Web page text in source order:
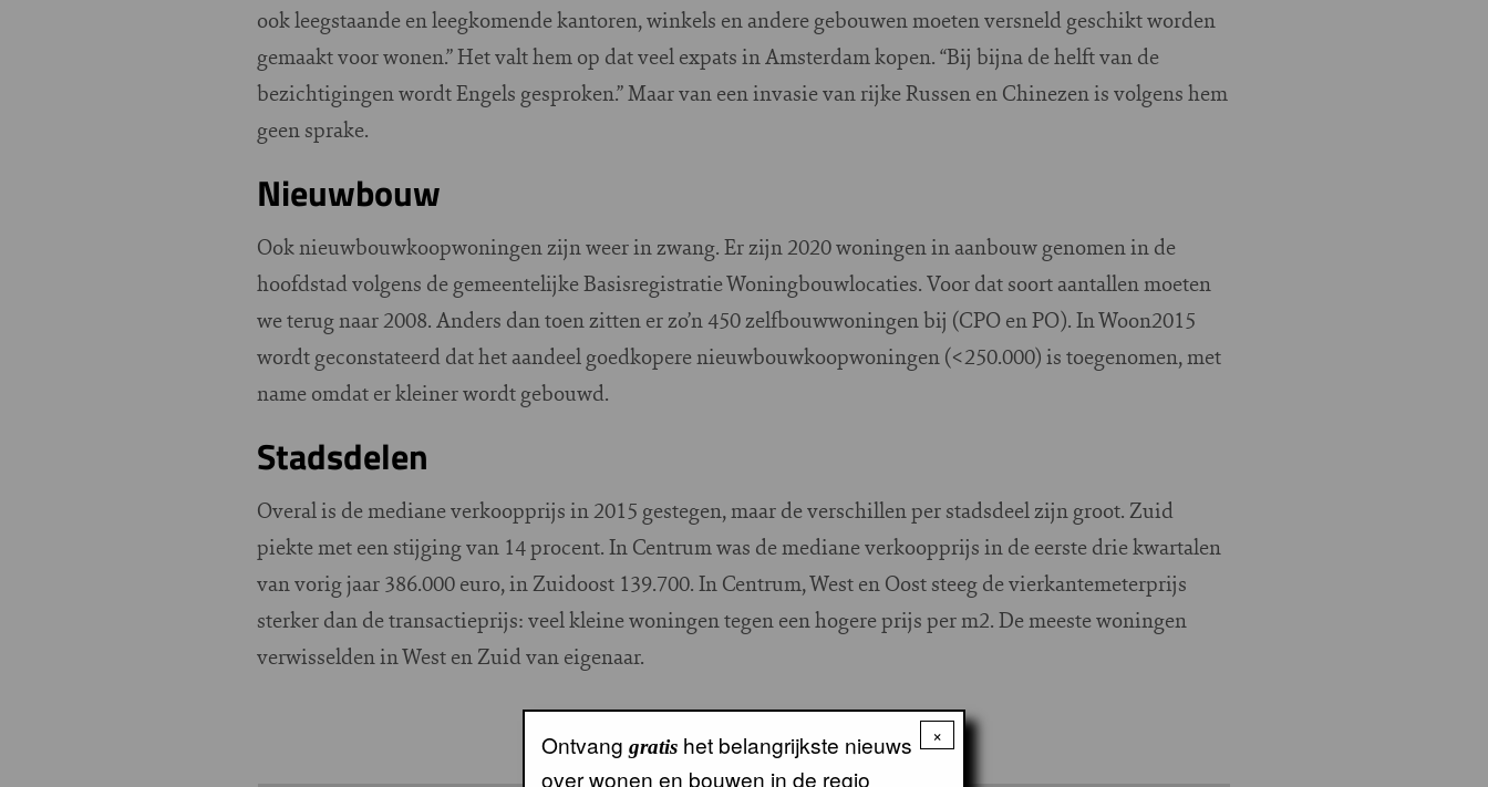
ook leegstaande en leegkomende kantoren, winkels en andere gebouwen moeten versneld geschikt worden
gemaakt voor wonen.” Het valt hem op dat veel expats in Amsterdam kopen. “Bij bijna de helft van de
bezichtigingen wordt Engels gesproken.” Maar van een invasie van rijke Russen en Chinezen is volgens hem
geen sprake.
Nieuwbouw
Ook nieuwbouwkoopwoningen zijn weer in zwang. Er zijn 2020 woningen in aanbouw genomen in de
hoofdstad volgens de gemeentelijke Basisregistratie Woningbouwlocaties. Voor dat soort aantallen moeten
we terug naar 2008. Anders dan toen zitten er zo’n 450 zelfbouwwoningen bij (CPO en PO). In Woon2015
wordt geconstateerd dat het aandeel goedkopere nieuwbouwkoopwoningen (<250.000) is toegenomen, met
name omdat er kleiner wordt gebouwd.
Stadsdelen
Overal is de mediane verkoopprijs in 2015 gestegen, maar de verschillen per stadsdeel zijn groot. Zuid
piekte met een stijging van 14 procent. In Centrum was de mediane verkoopprijs in de eerste drie kwartalen
van vorig jaar 386.000 euro, in Zuidoost 139.700. In Centrum, West en Oost steeg de vierkantemeterprijs
sterker dan de transactieprijs: veel kleine woningen tegen een hogere prijs per m2. De meeste woningen
verwisselden in West en Zuid van eigenaar.
×
Ontvang gratis het belangrijkste nieuws
over wonen en bouwen in de regio